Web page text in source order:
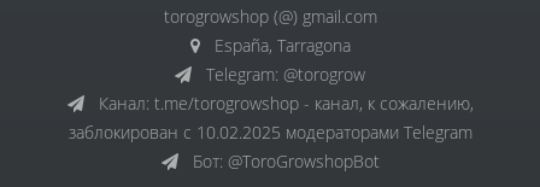
torogrowshop (@) gmail.com
España, Tarragona
Telegram: @torogrow
Канал: t.me/torogrowshop - канал, к сожалению,
заблокирован с 10.02.2025 модераторами Telegram
Бот: @ToroGrowshopBot